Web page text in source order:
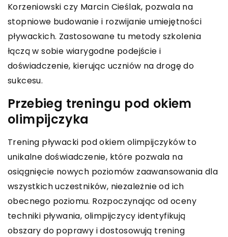
Korzeniowski czy Marcin Cieślak, pozwala na
stopniowe budowanie i rozwijanie umiejętności
pływackich. Zastosowane tu metody szkolenia
łączą w sobie wiarygodne podejście i
doświadczenie, kierując uczniów na drogę do
sukcesu.
Przebieg treningu pod okiem
olimpijczyka
Trening pływacki pod okiem olimpijczyków to
unikalne doświadczenie, które pozwala na
osiągnięcie nowych poziomów zaawansowania dla
wszystkich uczestników, niezależnie od ich
obecnego poziomu. Rozpoczynając od oceny
techniki pływania, olimpijczycy identyfikują
obszary do poprawy i dostosowują trening